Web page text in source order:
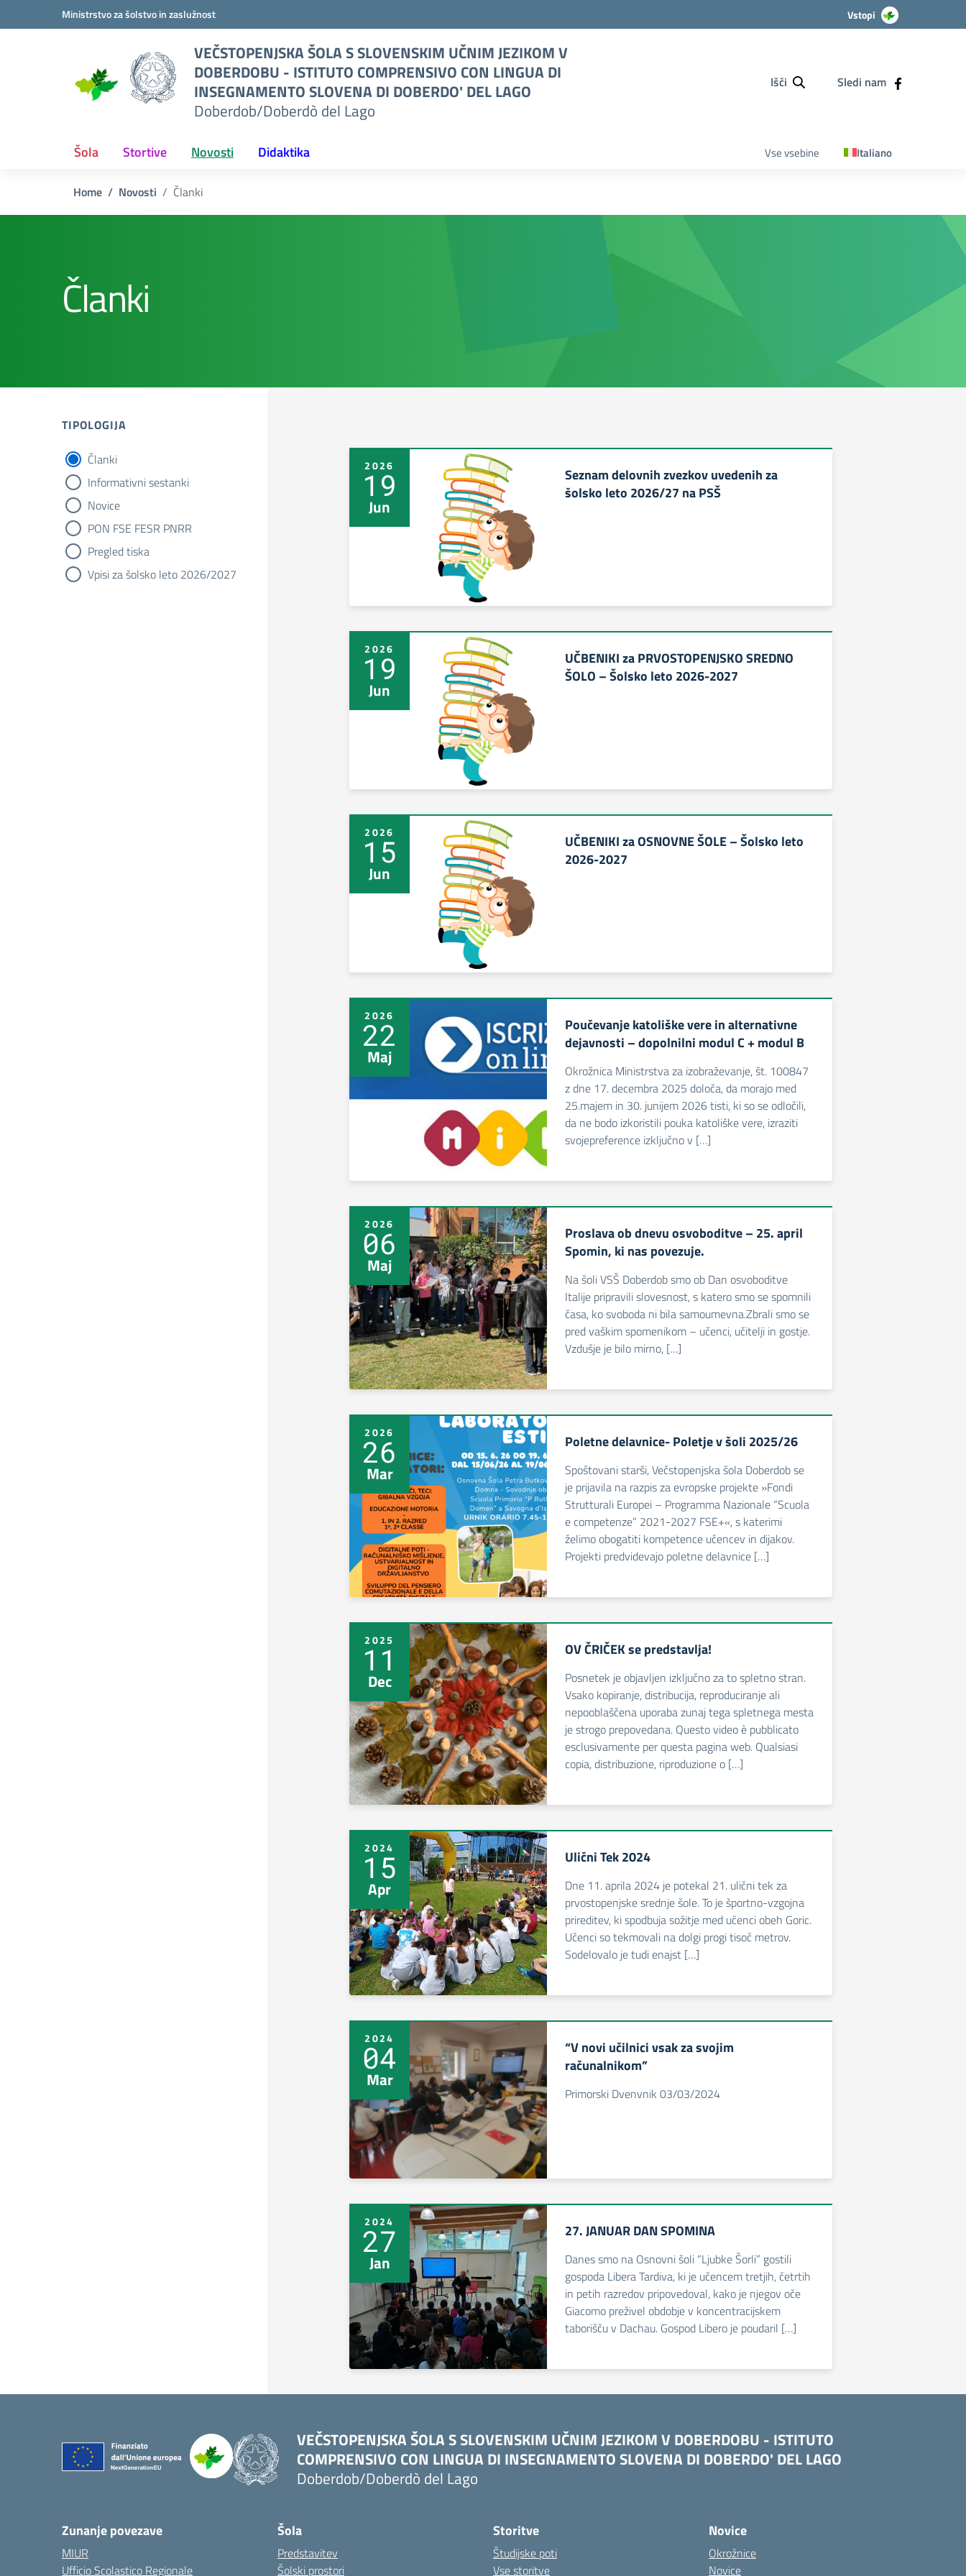
Vai ai contenuti
Vai al menu di navigazioneMinistrstvo za šolstvo in zaslužnost Vstopi
VEČSTOPENJSKA ŠOLA S SLOVENSKIM UČNIM JEZIKOM V
DOBERDOBU - ISTITUTO COMPRENSIVO CON LINGUA DI
INSEGNAMENTO SLOVENA DI DOBERDO' DEL LAGO
Doberdob/Doberdò del Lago
Išči Sledi nam
Šola Stortive Novosti Didaktika Vse vsebine Italiano
Home Novosti Članki
Članki
TIPOLOGIJA
tipologia di articoli
Članki
Informativni sestanki
Novice
PON FSE FESR PNRR
Pregled tiska
Vpisi za šolsko leto 2026/2027
2026
19
Jun
Seznam delovnih zvezkov uvedenih za
šolsko leto 2026/27 na PSŠ
2026
19
Jun
UČBENIKI za PRVOSTOPENJSKO SREDNO
ŠOLO – Šolsko leto 2026-2027
2026
15
Jun
UČBENIKI za OSNOVNE ŠOLE – Šolsko leto
2026-2027
2026
22
Maj
Poučevanje katoliške vere in alternativne
dejavnosti – dopolnilni modul C + modul B
Okrožnica Ministrstva za izobraževanje, št. 100847
z dne 17. decembra 2025 določa, da morajo med
25.majem in 30. junijem 2026 tisti, ki so se odločili,
da ne bodo izkoristili pouka katoliške vere, izraziti
svojepreference izključno v […]
2026
06
Maj
Proslava ob dnevu osvoboditve – 25. april
Spomin, ki nas povezuje.
Na šoli VSŠ Doberdob smo ob Dan osvoboditve
Italije pripravili slovesnost, s katero smo se spomnili
časa, ko svoboda ni bila samoumevna.Zbrali smo se
pred vaškim spomenikom – učenci, učitelji in gostje.
Vzdušje je bilo mirno, […]
2026
26
Mar
Poletne delavnice- Poletje v šoli 2025/26
Spoštovani starši, Večstopenjska šola Doberdob se
je prijavila na razpis za evropske projekte »Fondi
Strutturali Europei – Programma Nazionale “Scuola
e competenze” 2021-2027 FSE+«, s katerimi
želimo obogatiti kompetence učencev in dijakov.
Projekti predvidevajo poletne delavnice […]
2025
11
Dec
OV ČRIČEK se predstavlja!
Posnetek je objavljen izključno za to spletno stran.
Vsako kopiranje, distribucija, reproduciranje ali
nepooblaščena uporaba zunaj tega spletnega mesta
je strogo prepovedana. Questo video è pubblicato
esclusivamente per questa pagina web. Qualsiasi
copia, distribuzione, riproduzione o […]
2024
15
Apr
Ulični Tek 2024
Dne 11. aprila 2024 je potekal 21. ulični tek za
prvostopenjske srednje šole. To je športno-vzgojna
prireditev, ki spodbuja sožitje med učenci obeh Goric.
Učenci so tekmovali na dolgi progi tisoč metrov.
Sodelovalo je tudi enajst […]
2024
04
Mar
“V novi učilnici vsak za svojim
računalnikom”
Primorski Dvenvnik 03/03/2024
2024
27
Jan
27. JANUAR DAN SPOMINA
Danes smo na Osnovni šoli “Ljubke Šorli” gostili
gospoda Libera Tardiva, ki je učencem tretjih, četrtih
in petih razredov pripovedoval, kako je njegov oče
Giacomo preživel obdobje v koncentracijskem
taborišču v Dachau. Gospod Libero je poudaril […]
VEČSTOPENJSKA ŠOLA S SLOVENSKIM UČNIM JEZIKOM V DOBERDOBU - ISTITUTO
COMPRENSIVO CON LINGUA DI INSEGNAMENTO SLOVENA DI DOBERDO' DEL LAGO
Doberdob/Doberdò del Lago
Zunanje povezave
MIUR
Ufficio Scolastico Regionale
Šola
Predstavitev
Šolski prostori
Storitve
Študijske poti
Vse storitve
Novice
Okrožnice
Novice